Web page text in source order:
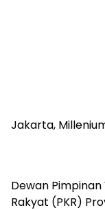
Jakarta,
Dewan
Rakyat (PKR)